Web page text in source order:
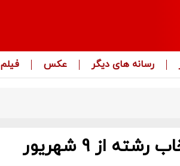
رسانه های دیگر عکس فیلم